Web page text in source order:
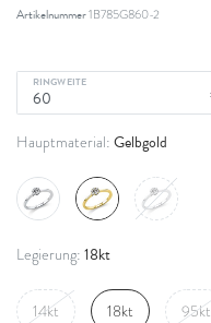
Artikelnummer1B785G860-2
RINGWEITE
Hauptmaterial: Gelbgold
Legierung: 18kt
14kt 18kt 95kt